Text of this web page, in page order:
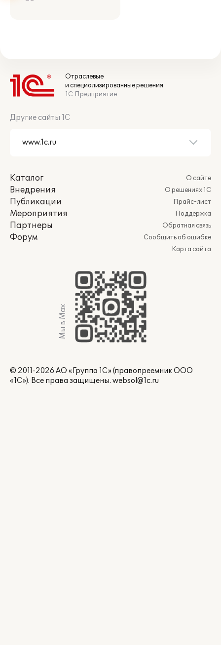
Отраслевые
и специализированные решения
1С:Предприятие
Другие сайты 1С
Каталог
Внедрения
Публикации
Мероприятия
Партнеры
Форум
О сайте
О решениях 1С
Прайс-лист
Поддержка
Обратная связь
Сообщить об ошибке
Карта сайта
Мы в Max
© 2011-2026 АО «Группа 1С» (правопреемник ООО
«1С»). Все права защищены. websol@1c.ru